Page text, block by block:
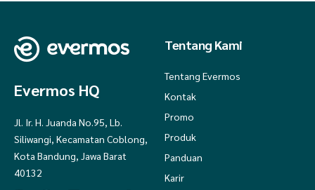
Evermos HQ
Jl. Ir. H. Juanda No.95, Lb.
Siliwangi, Kecamatan Coblong,
Kota Bandung, Jawa Barat
40132
Tentang Kami
Tentang Evermos
Kontak
Promo
Produk
Panduan
Karir